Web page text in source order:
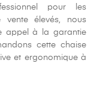
pour les
vente élevés, nous
appel à la garantie
cette chaise
et ergonomique à